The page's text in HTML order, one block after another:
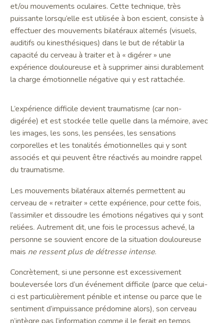
et/ou mouvements oculaires. Cette technique, très
puissante lorsqu’elle est utilisée à bon escient, consiste à
effectuer des mouvements bilatéraux alternés (visuels,
auditifs ou kinesthésiques) dans le but de rétablir la
capacité du cerveau à traiter et à « digérer » une
expérience douloureuse et à supprimer ainsi durablement
la charge émotionnelle négative qui y est rattachée.
L’expérience difficile devient traumatisme (car non-
digérée) et est stockée telle quelle dans la mémoire, avec
les images, les sons, les pensées, les sensations
corporelles et les tonalités émotionnelles qui y sont
associés et qui peuvent être réactivés au moindre rappel
du traumatisme.
Les mouvements bilatéraux alternés permettent au
cerveau de « retraiter » cette expérience, pour cette fois,
l’assimiler et dissoudre les émotions négatives qui y sont
reliées. Autrement dit, une fois le processus achevé, la
personne se souvient encore de la situation douloureuse
mais ne ressent plus de détresse intense.
Concrètement, si une personne est excessivement
bouleversée lors d’un événement difficile (parce que celui-
ci est particulièrement pénible et intense ou parce que le
sentiment d’impuissance prédomine alors), son cerveau